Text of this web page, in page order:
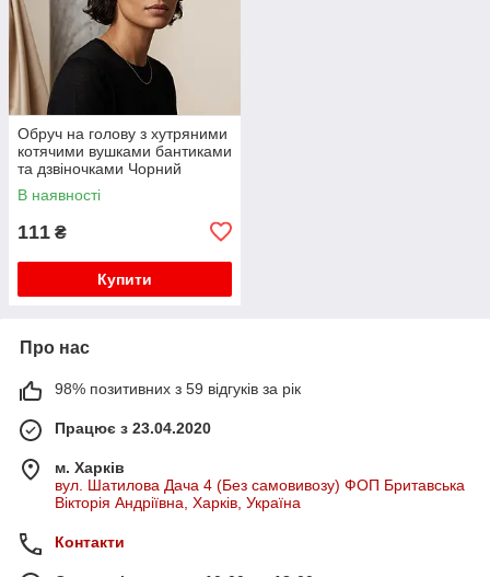
Обруч на голову з хутряними
котячими вушками бантиками
та дзвіночками Чорний
В наявності
111 ₴
Купити
Про нас
98% позитивних з 59 відгуків за рік
Працює з 23.04.2020
м. Харків
вул. Шатилова Дача 4 (Без самовивозу) ФОП Бритавська
Вікторія Андріївна, Харків, Україна
Контакти